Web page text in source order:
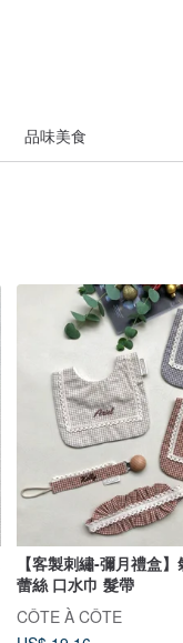
品味美食
【客製刺繡-彌月禮盒
蕾絲 口水巾 髮帶
CÔTE À CÔTE